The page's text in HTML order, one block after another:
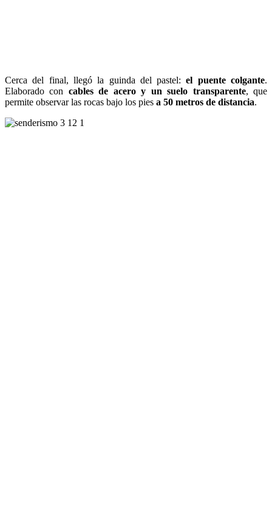
Cerca del final, llegó la guinda del pastel:el puente colgante.
Elaborado con cables de acero y un suelo transparente, que
permite observar las rocas bajo los pies a 50 metros de distancia.